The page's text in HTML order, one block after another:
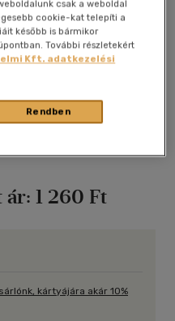
ár: 1 260 Ft
kártyájára akár 10%
csak a weboldal
cookie-kat telepíti a
később is bármikor
További részletekért
Kft. adatkezelési
Rendben